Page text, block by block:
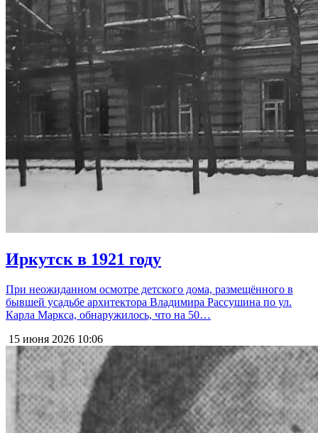
Иркутск в 1921 году
При неожиданном осмотре детского дома, размещённого в
бывшей усадьбе архитектора Владимира Рассушина по ул.
Карла Маркса, обнаружилось, что на 50…
15 июня 2026 10:06